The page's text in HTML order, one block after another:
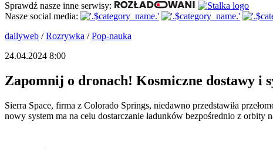
Sprawdź nasze inne serwisy:
Nasze social media:
dailyweb /Rozrywka /Pop-nauka
24.04.2024 8:00
Zapomnij o dronach! Kosmiczne dostawy i
Sierra Space, firma z Colorado Springs, niedawno przedstawiła
nowy system ma na celu dostarczanie ładunków bezpośrednio z